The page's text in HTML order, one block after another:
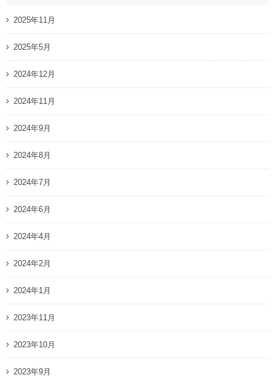
2025年11月
2025年5月
2024年12月
2024年11月
2024年9月
2024年8月
2024年7月
2024年6月
2024年4月
2024年2月
2024年1月
2023年11月
2023年10月
2023年9月